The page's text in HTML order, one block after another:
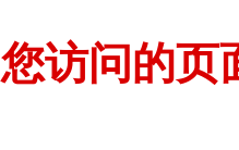
您访问的页